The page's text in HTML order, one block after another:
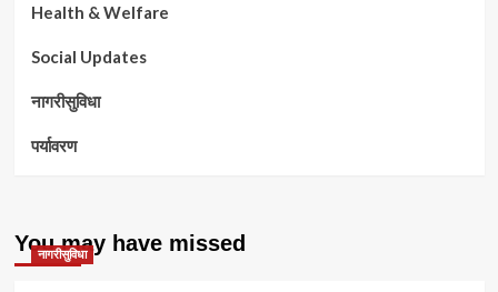
Health & Welfare
Social Updates
नागरीसुविधा
पर्यावरण
You may have missed
नागरीसुविधा